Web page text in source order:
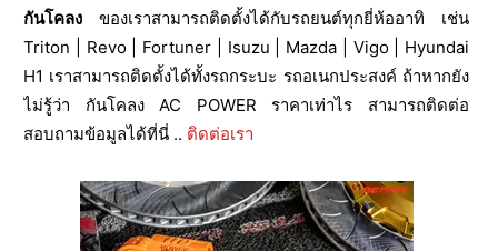
กันโคลง ของเราสามารถติดตั้งได้กับรถยนต์ทุกยี่ห้ออาทิ เช่น
Triton | Revo | Fortuner | Isuzu | Mazda | Vigo | Hyundai
H1 เราสามารถติดตั้งได้ทั้งรถกระบะ รถอเนกประสงค์ ถ้าหากยัง
ไม่รู้ว่า กันโคลง AC POWER ราคาเท่าไร สามารถติดต่อ
สอบถามข้อมูลได้ที่นี่ .. ติดต่อเรา